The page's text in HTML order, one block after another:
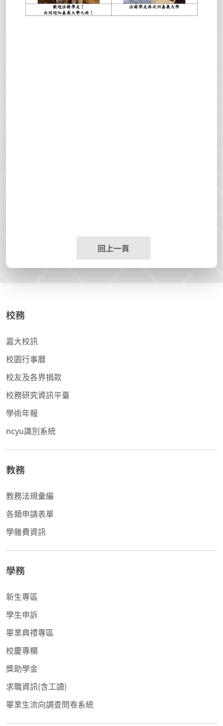
回上一頁
校務
嘉大校訊
校園行事曆
校友及各界捐款
校務研究資訊平臺
學術年報
ncyu識別系統
教務
教務法規彙編
各類申請表單
學雜費資訊
學務
新生專區
學生申訴
畢業典禮專區
校慶專欄
獎助學金
求職資訊(含工讀)
畢業生流向調查問卷系統